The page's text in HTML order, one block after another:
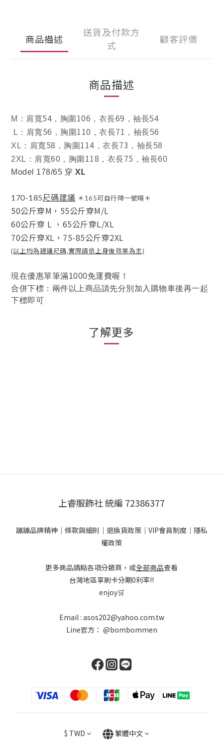
商品描述
送貨及付款方
式
顧客評價
商品描述
M ：肩寬54 ，胸圍 106 ，衣長69 ，袖長54
L ：肩寬56 ，胸圍 110 ，衣長71 ，袖長56
XL ：肩寬58 ，胸圍 114 ，衣長73 ，袖長58
2XL ：肩寬60 ，胸圍 118 ，衣長75 ，袖長60
Model 178/65 穿 XL
170-185尺碼建議 ＊165可自行降一號唷＊
50公斤穿M， 55公斤穿M/L
60公斤穿 L ， 65公斤穿L/XL
70公斤穿XL， 75-85公斤穿2XL
(以上均為建議尺碼,實際請依上身後效果為主)
現在優惠單筆滿1000免運費喔！
合併下標：兩件以上商品請先分別加入購物車後再一起
下標即可
了解更多
上睿服飾社 統編 72386377
蹦蹦品牌精神｜ 條款與細則 ｜ 退換貨政策｜ VIP會員制度｜ 隱私
權政策
更多商品請點各項分類頁，或全部商品查看
台灣地區享刷卡分期0利率!!
enjoy🛒
Email : asos202@yahoo.com.tw
Line官方： @bombommen
$ TWD 繁體中文